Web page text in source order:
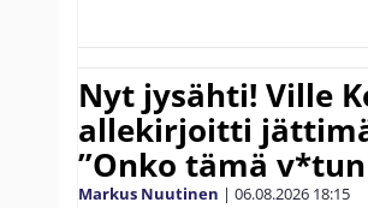
Nyt jysähti! Ville
allekirjoitti
”Onko tämä
Markus Nuutinen | 06.08.2026 18:15